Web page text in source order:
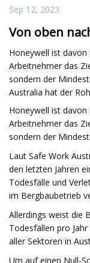
Sep 12, 2023
Von oben
Honeywell ist davon
Arbeitnehmer das
sondern der
Australia hat der
Honeywell ist davon
Arbeitnehmer das
sondern der
Laut Safe Work
den letzten Jahren
Todesfälle und
im Bergbaubetrieb
Allerdings weist die
Todesfällen pro
aller Sektoren in
Um auf einen Null-